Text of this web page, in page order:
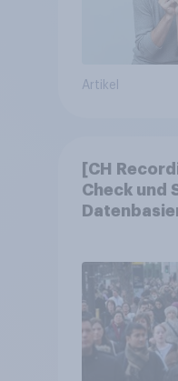
Artikel
[CH
Check und